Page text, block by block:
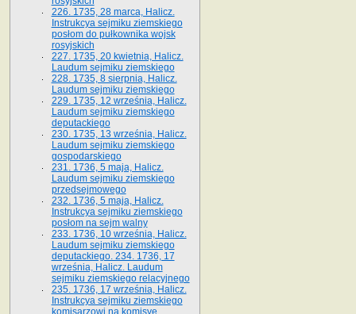
226. 1735, 28 marca, Halicz.
Instrukcya sejmiku ziemskiego
posłom do pułkownika wojsk
rosyjskich
227. 1735, 20 kwietnia, Halicz.
Laudum sejmiku ziemskiego
228. 1735, 8 sierpnia, Halicz.
Laudum sejmiku ziemskiego
229. 1735, 12 września, Halicz.
Laudum sejmiku ziemskiego
deputackiego
230. 1735, 13 września, Halicz.
Laudum sejmiku ziemskiego
gospodarskiego
231. 1736, 5 maja, Halicz.
Laudum sejmiku ziemskiego
przedsejmowego
232. 1736, 5 maja, Halicz.
Instrukcya sejmiku ziemskiego
posłom na sejm walny
233. 1736, 10 września, Halicz.
Laudum sejmiku ziemskiego
deputackiego. 234. 1736, 17
września, Halicz. Laudum
sejmiku ziemskiego relacyjnego
235. 1736, 17 września, Halicz.
Instrukcya sejmiku ziemskiego
komisarzowi na komisyę